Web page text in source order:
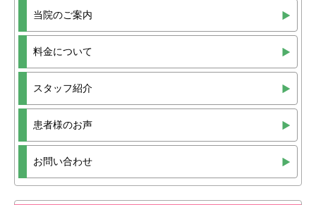
当院のご案内
料金について
スタッフ紹介
患者様のお声
お問い合わせ